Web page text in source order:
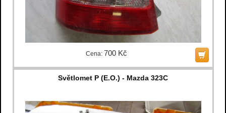
Cena: 700 Kč
Světlomet P (E.O.) - Mazda 323C